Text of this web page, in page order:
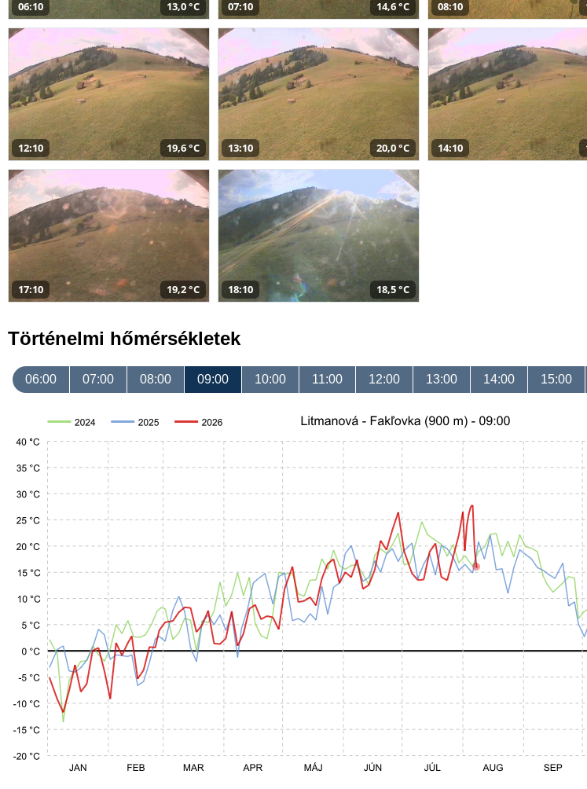
06:10 13,0 °C 07:10 14,6 °C 08:10
12:10 19,6 °C 13:10 20,0 °C 14:10
17:10 19,2 °C 18:10 18,5 °C
Történelmi hőmérsékletek
06:00 07:00 08:00 09:00 10:00 11:00 12:00 13:00 14:00 15:00